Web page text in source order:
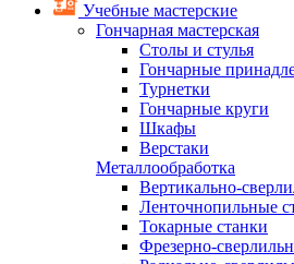
Учебные мастерские
Гончарная мастерская
Столы и стулья
Гончарные
Турнетки
Гончарные круги
Шкафы
Верстаки
Металлообработка
Вертикально-
Ленточнопильные
Токарные станки
Фрезерно-